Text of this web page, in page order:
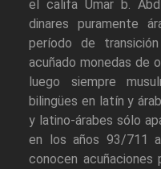
el califa Umar b.
dinares puramente
período de
acuñado monedas de
luego siempre
bilingües en latín y
y latino-árabes sólo
en los años 93/711
conocen